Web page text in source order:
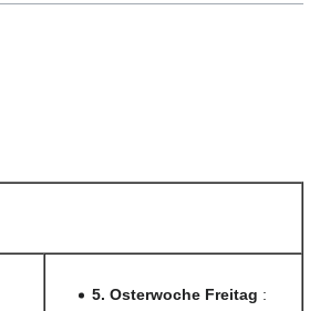
5. Osterwoche Freitag :